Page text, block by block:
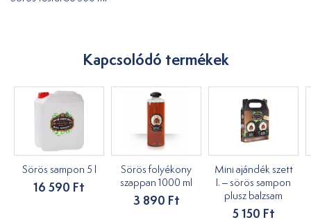
Kapcsolódó termékek
Sörös sampon 5 l
16 590 Ft
Sörös folyékony
szappan 1000 ml
3 890 Ft
Mini ajándék szett
I. – sörös sampon
plusz balzsam
5 150 Ft